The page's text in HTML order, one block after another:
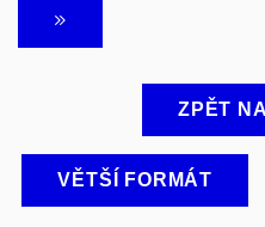
ZPĚT
VĚTŠÍ FORMÁT